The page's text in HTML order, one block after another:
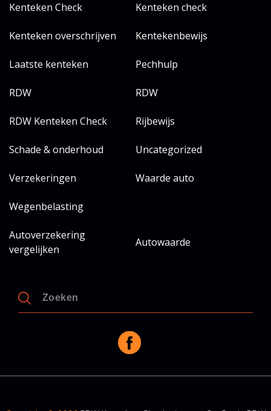
Kenteken Check Kenteken check
Kenteken overschrijven Kentekenbewijs
Laatste kenteken Pechhulp
RDW RDW
RDW Kenteken Check Rijbewijs
Schade & onderhoud Uncategorized
Verzekeringen Waarde auto
Wegenbelasting
Autoverzekering
vergelijken
Autowaarde